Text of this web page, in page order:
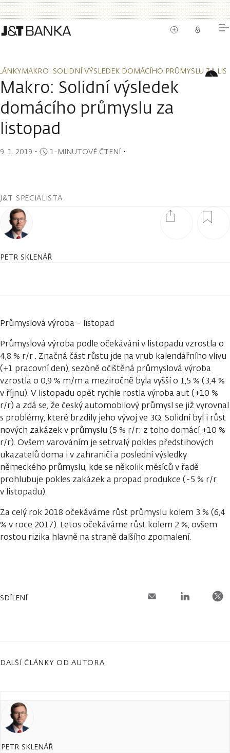
MAKRO: SOLIDNÍ VÝSLEDEK DOMÁCÍHO PRŮMYSLU ZA
MAKRO: SOLIDNÍ VÝSLEDEK DOMÁCÍHO PRŮMYSLU ZA
Makro: Solidní výsledek
domácího průmyslu za
listopad
9. 1. 2019 ・ 1-MINUTOVÉ ČTENÍ・
J&T SPECIALISTA
PETR SKLENÁŘ
Průmyslová výroba - listopad
Průmyslová výroba podle očekávání v listopadu vzrostla o
4,8 % r/r . Značná část růstu jde na vrub kalendářního vlivu
(+1 pracovní den), sezóně očištěná průmyslová výroba
vzrostla o 0,9 % m/m a meziročně byla vyšší o 1,5 % (3,4 %
v říjnu). V listopadu opět rychle rostla výroba aut (+10 %
r/r) a zdá se, že český automobilový průmysl se již vyrovnal
s problémy, které brzdily jeho vývoj ve 3Q. Solidní byl i růst
nových zakázek v průmyslu (5 % r/r; z toho domácí +10 %
r/r). Ovšem varováním je setrvalý pokles předstihových
ukazatelů doma i v zahraničí a poslední výsledky
německého průmyslu, kde se několik měsíců v řadě
prohlubuje pokles zakázek a propad produkce (-5 % r/r
v listopadu).
Za celý rok 2018 očekáváme růst průmyslu kolem 3 % (6,4
% v roce 2017). Letos očekáváme růst kolem 2 %, ovšem
rostou rizika hlavně na straně dalšího zpomalení.
SDÍLENÍ
DALŠÍ ČLÁNKY OD AUTORA
PETR SKLENÁŘ